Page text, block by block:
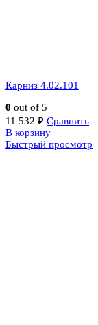
Карниз 4.02.101
0 out of 5
11 532 ₽ Сравнить
В корзину
Быстрый просмотр